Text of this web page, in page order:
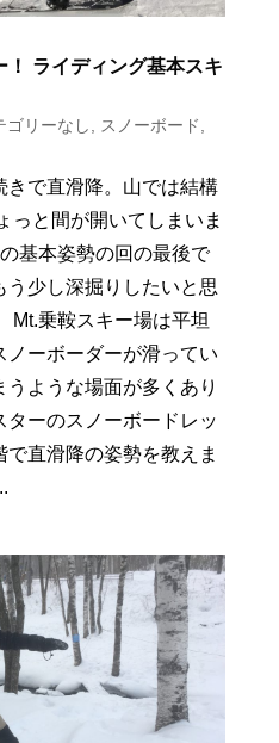
！ ライディング基本スキ
ゴリーなし, スノーボード,
きで直滑降。山では結構
っと間が開いてしまいま
基本姿勢の回の最後で
少し深掘りしたいと思
Mt.乗鞍スキー場は平坦
ノーボーダーが滑ってい
うような場面が多くあり
ターのスノーボードレッ
直滑降の姿勢を教えま